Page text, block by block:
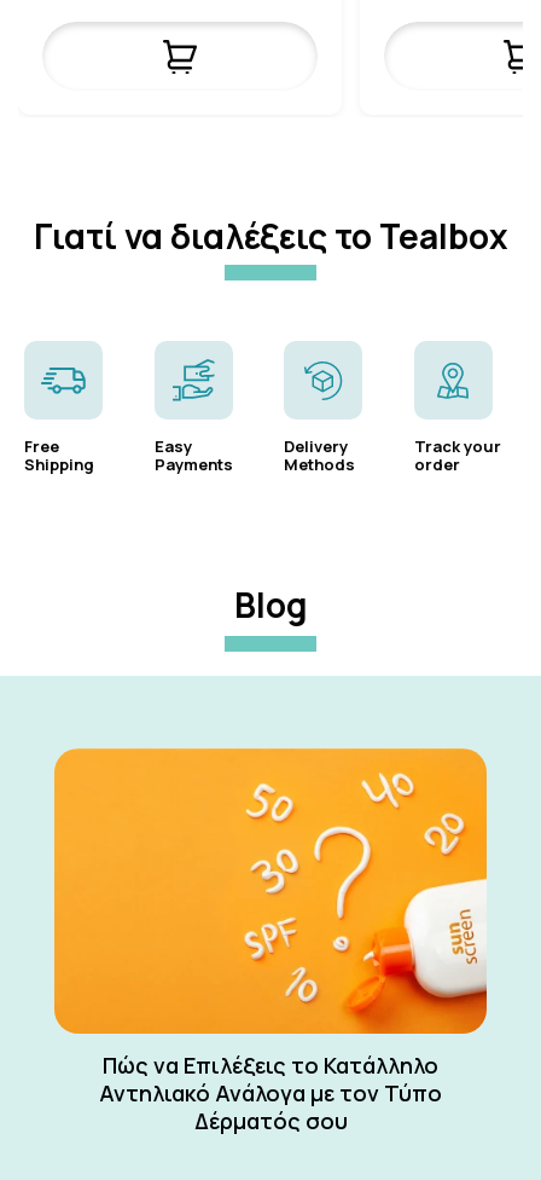
Γιατί να διαλέξεις το Tealbox
Free
Shipping
Easy
Payments
Delivery
Methods
Track your
order
Blog
Πώς να Επιλέξεις το Κατάλληλο
Αντηλιακό Ανάλογα με τον Τύπο
Δέρματός σου